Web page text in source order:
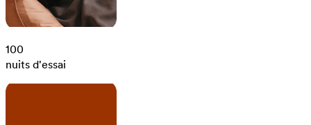
100
nuits d'essai